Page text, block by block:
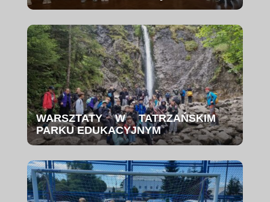
WARSZTATY W TATRZAŃSKIM
PARKU EDUKACYJNYM